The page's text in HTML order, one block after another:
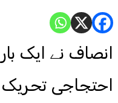
انصاف نے ایک
احتجاجی تحریک